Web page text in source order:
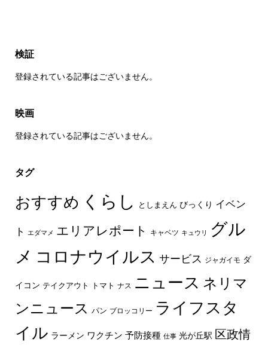
検証
登録されている記事はございません。
映画
登録されている記事はございません。
タグ
おすすめ くらし としまえん びっくり イベン
ト エダマメ エリアレポート キャベツ キュウリ
グル
メ コロナウイルス サービス ジャガイモ ダ
イコン テイクアウト トマト ナス ニュース ネリマ
ンニュース パン ブロッコリー ライフスタ
イル ラーメン ワクチン 予防接種 仕事 光が丘駅 区政情